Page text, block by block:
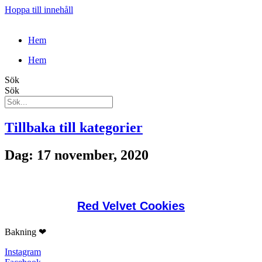
Hoppa till innehåll
Hem
Hem
Sök
Sök
Tillbaka till kategorier
Dag: 17 november, 2020
Red Velvet Cookies
Bakning ❤
Instagram